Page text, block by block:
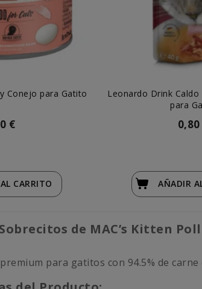
Conejo para Gatito
€
AL CARRITO
Leonardo Drink
para
0,80
AÑADIR
de MAC’s Kitten
para gatitos con 94.5% de